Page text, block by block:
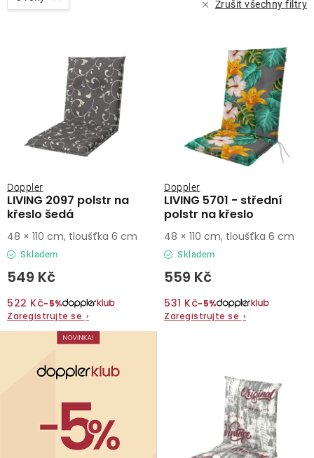
Zrušit všechny filtry
LIVING 2097 polstr na
křeslo šedá
Doppler
Skladem
549 Kč
522 Kč−5%
Zaregistrujte se ›
48 × 110 cm, tloušťka 6 cm
LIVING 5701 - střední
polstr na křeslo
Doppler
Skladem
559 Kč
531 Kč−5%
Zaregistrujte se ›
48 × 110 cm, tloušťka 6 cm